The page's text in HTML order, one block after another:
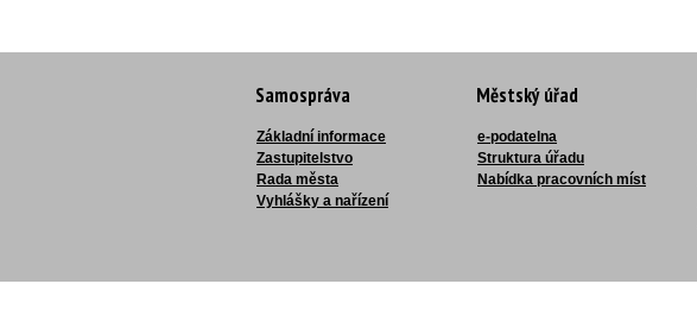
Samospráva
Základní informace
Zastupitelstvo
Rada města
Vyhlášky a nařízení
Městský úřad
e-podatelna
Struktura úřadu
Nabídka pracovních míst